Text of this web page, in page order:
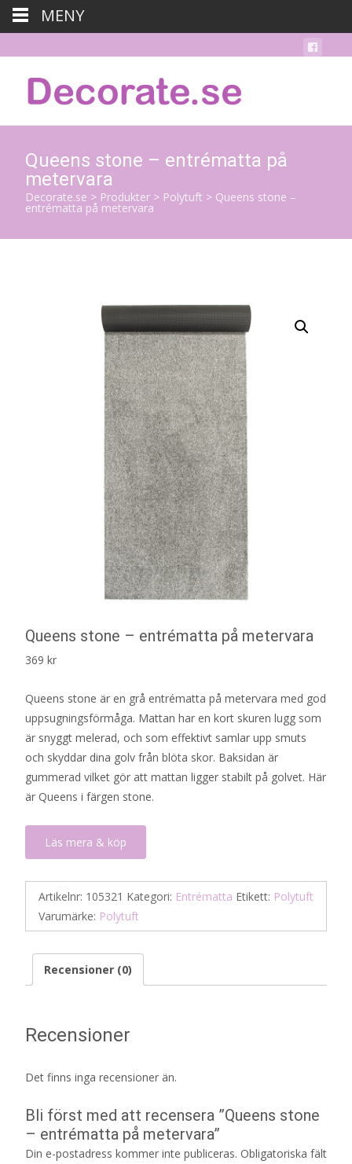
Queens stone – entrématta på
metervara
Decorate.se > Produkter > Polytuft > Queens stone –
entrématta på metervara
Queens stone – entrématta på metervara
369 kr
Queens stone är en grå entrématta på metervara med god
uppsugningsförmåga. Mattan har en kort skuren lugg som
är snyggt melerad, och som effektivt samlar upp smuts
och skyddar dina golv från blöta skor. Baksidan är
gummerad vilket gör att mattan ligger stabilt på golvet. Här
är Queens i färgen stone.
Läs mera & köp
Artikelnr: 105321 Kategori: Entrématta Etikett: Polytuft
Varumärke: Polytuft
Recensioner (0)
Recensioner
Det finns inga recensioner än.
Bli först med att recensera ”Queens stone
– entrématta på metervara”
Din e-postadress kommer inte publiceras. Obligatoriska fält
MENY